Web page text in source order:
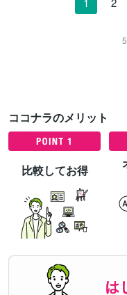
ココナラのメリット
比較してお得